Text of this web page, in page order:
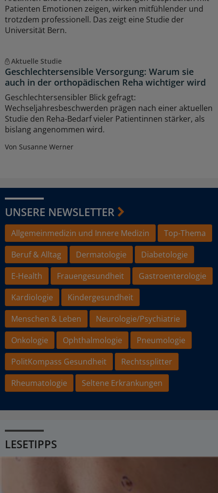
Patienten Emotionen zeigen, wirken mitfühlender und
trotzdem professionell. Das zeigt eine Studie der
Universität Bern.
Aktuelle Studie
Geschlechtersensible Versorgung: Warum sie
auch in der orthopädischen Reha wichtiger wird
Geschlechtersensibler Blick gefragt:
Wechseljahresbeschwerden prägen nach einer aktuellen
Studie den Reha-Bedarf vieler Patientinnen stärker, als
bislang angenommen wird.
Von Susanne Werner
UNSERE NEWSLETTER
Allgemeinmedizin und Innere Medizin
Top-Thema
Beruf & Alltag
Dermatologie
Diabetologie
E-Health
Frauengesundheit
Gastroenterologie
Kardiologie
Kindergesundheit
Menschen & Leben
Neurologie/Psychiatrie
Onkologie
Ophthalmologie
Pneumologie
PolitKompass Gesundheit
Rechtssplitter
Rheumatologie
Seltene Erkrankungen
LESETIPPS